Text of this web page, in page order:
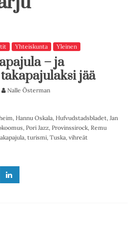
Yhteiskunta Yleinen
– ja
jää
Nalle Österman
, Hannu Oskala, Hufvudstadsbladet, Jan
, Pori Jazz, Provinssirock, Remu
, turismi, Tuska, vihreät